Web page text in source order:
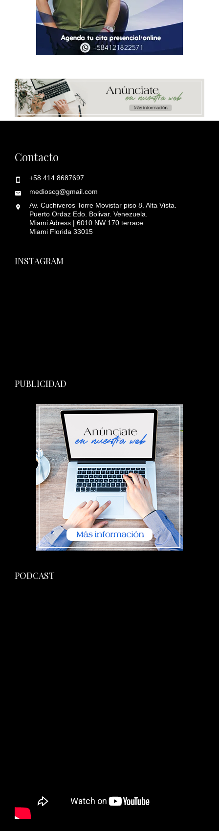
Contacto
+58 414 8687697
medioscg@gmail.com
Av. Cuchiveros Torre Movistar piso 8. Alta Vista.
Puerto Ordaz Edo. Bolivar. Venezuela.
Miami Adress | 6010 NW 170 terrace
Miami Florida 33015
INSTAGRAM
PUBLICIDAD
PODCAST